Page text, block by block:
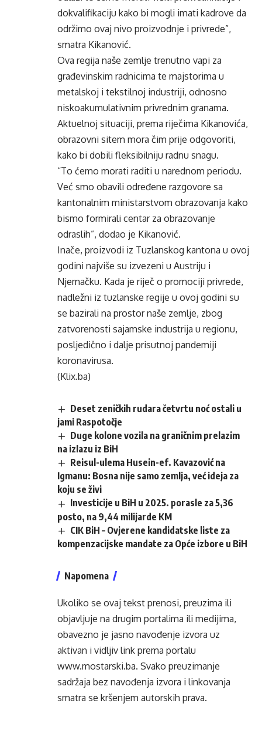
dokvalifikaciju kako bi mogli imati kadrove da
održimo ovaj nivo proizvodnje i privrede”,
smatra Kikanović.
Ova regija naše zemlje trenutno vapi za
građevinskim radnicima te majstorima u
metalskoj i tekstilnoj industriji, odnosno
niskoakumulativnim privrednim granama.
Aktuelnoj situaciji, prema riječima Kikanovića,
obrazovni sitem mora čim prije odgovoriti,
kako bi dobili fleksibilniju radnu snagu.
“To ćemo morati raditi u narednom periodu.
Već smo obavili određene razgovore sa
kantonalnim ministarstvom obrazovanja kako
bismo formirali centar za obrazovanje
odraslih”, dodao je Kikanović.
Inače, proizvodi iz Tuzlanskog kantona u ovoj
godini najviše su izvezeni u Austriju i
Njemačku. Kada je riječ o promociji privrede,
nadležni iz tuzlanske regije u ovoj godini su
se bazirali na prostor naše zemlje, zbog
zatvorenosti sajamske industrija u regionu,
posljedično i dalje prisutnoj pandemiji
koronavirusa.
(Klix.ba)
Deset zeničkih rudara četvrtu noć ostali u
jami Raspotočje
Duge kolone vozila na graničnim prelazim
na izlazu iz BiH
Reisul-ulema Husein-ef. Kavazović na
Igmanu: Bosna nije samo zemlja, već ideja za
koju se živi
Investicije u BiH u 2025. porasle za 5,36
posto, na 9,44 milijarde KM
CIK BiH – Ovjerene kandidatske liste za
kompenzacijske mandate za Opće izbore u BiH
Napomena
Ukoliko se ovaj tekst prenosi, preuzima ili
objavljuje na drugim portalima ili medijima,
obavezno je jasno navođenje izvora uz
aktivan i vidljiv link prema portalu
www.mostarski.ba. Svako preuzimanje
sadržaja bez navođenja izvora i linkovanja
smatra se kršenjem autorskih prava.